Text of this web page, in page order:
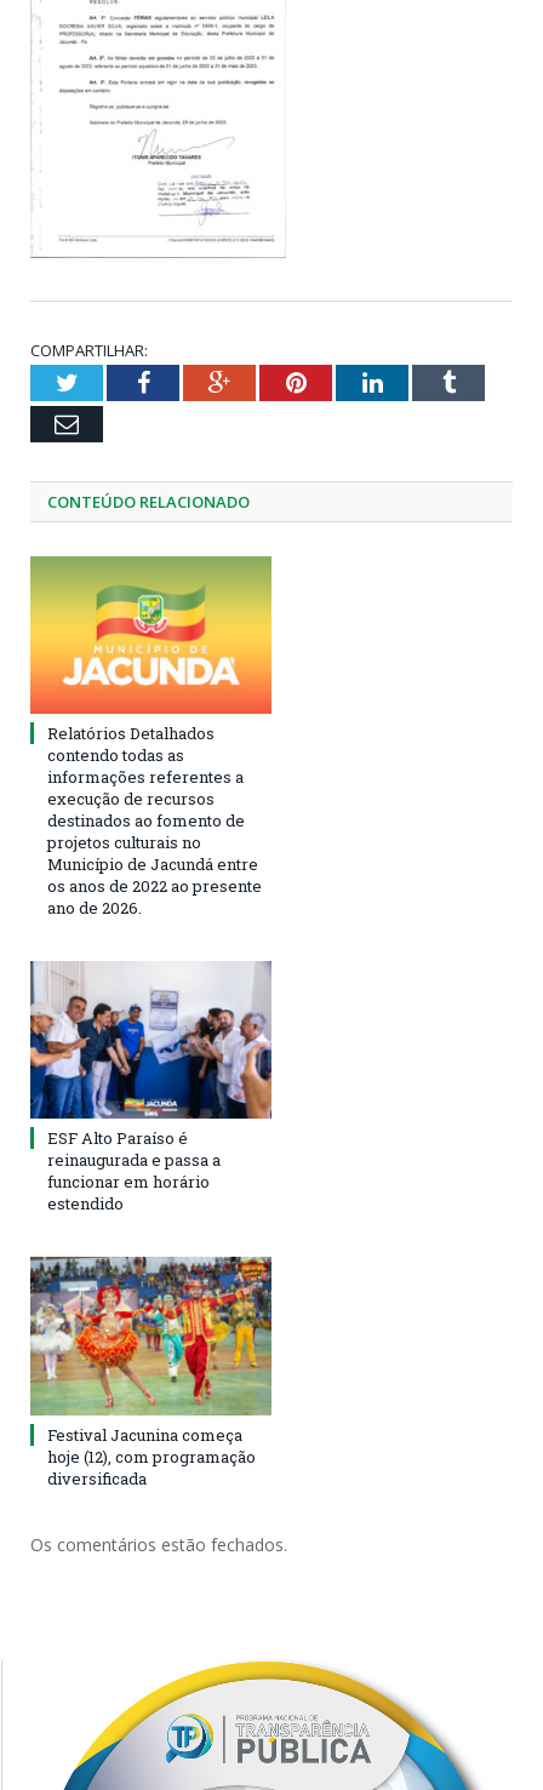
COMPARTILHAR:
TwitterFacebookGoogle+PinterestLinkedInTumblr
Email
CONTEÚDO RELACIONADO
Relatórios Detalhados
contendo todas as
informações referentes a
execução de recursos
destinados ao fomento de
projetos culturais no
Município de Jacundá entre
os anos de 2022 ao presente
ano de 2026.
ESF Alto Paraíso é
reinaugurada e passa a
funcionar em horário
estendido
Festival Jacunina começa
hoje (12), com programação
diversificada
Os comentários estão fechados.